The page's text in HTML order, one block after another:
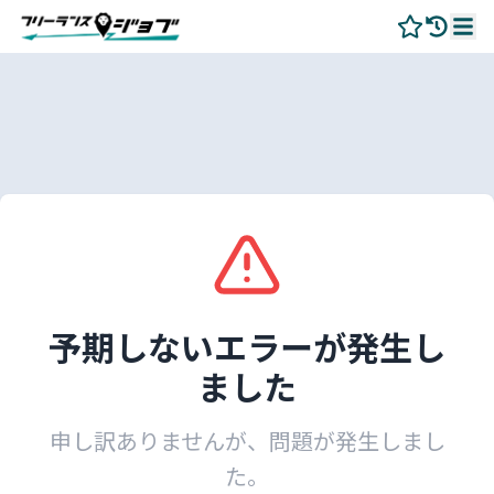
予期しないエラーが発生し
ました
申し訳ありませんが、問題が発生しまし
た。